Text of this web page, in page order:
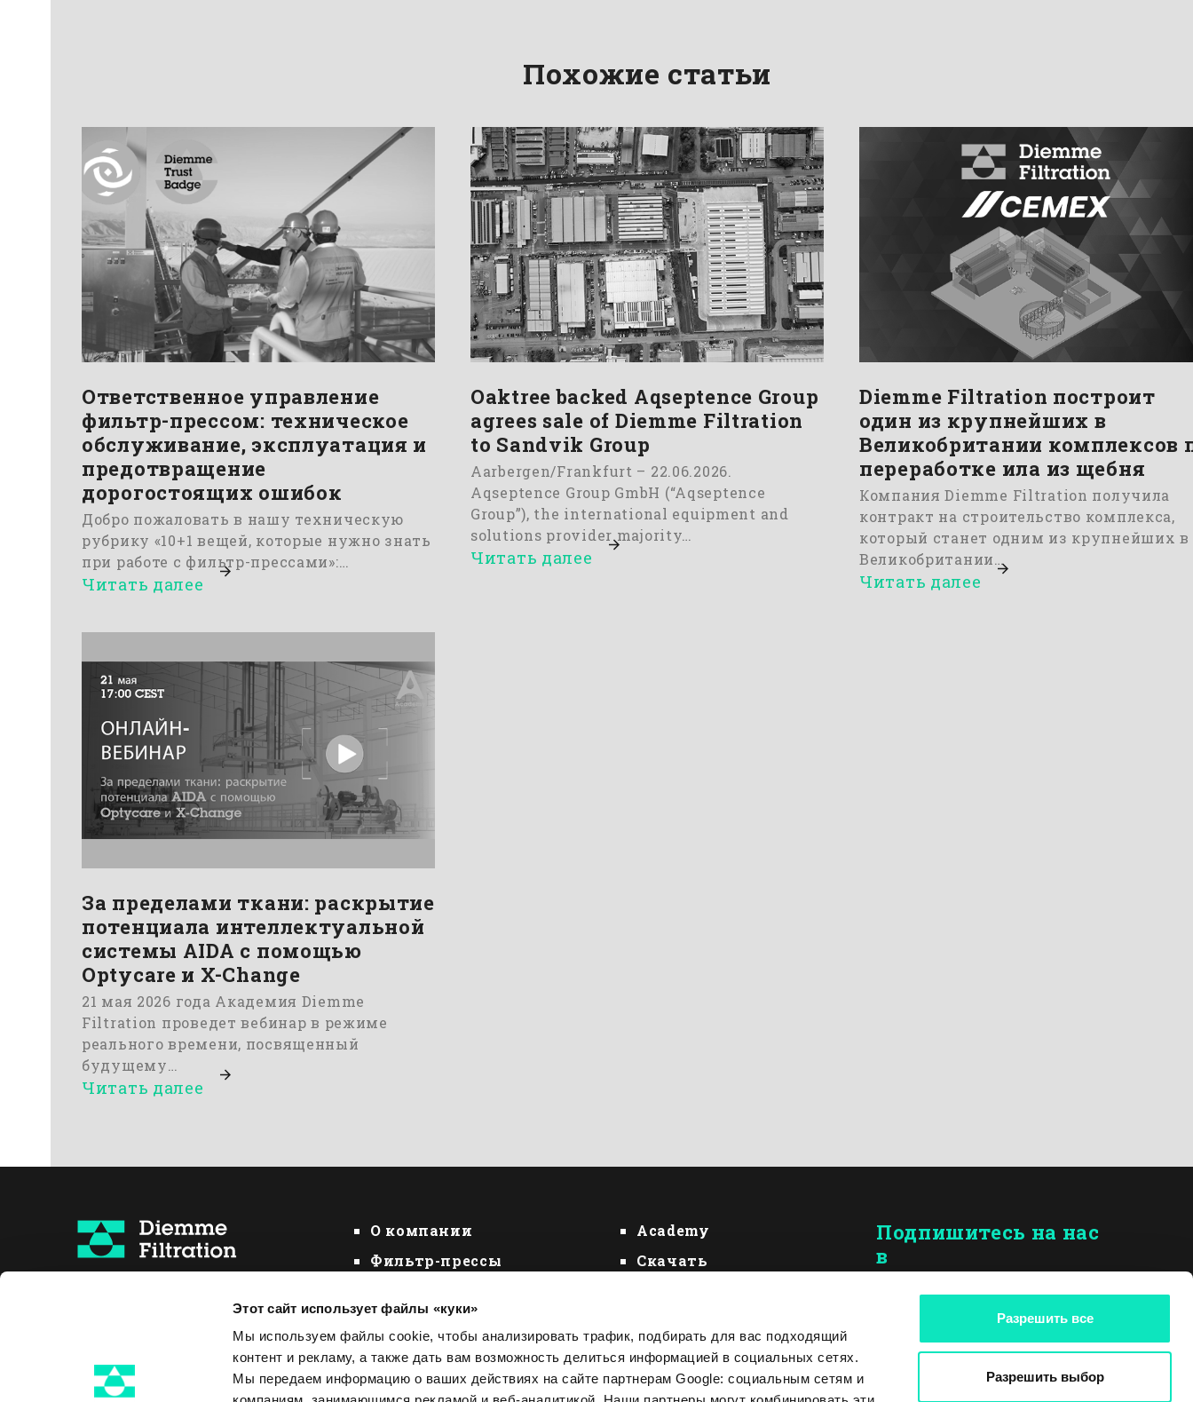
Этот сайт использует файлы «куки»
Мы используем файлы cookie, чтобы анализировать трафик, подбирать для вас подходящий
контент и рекламу, а также дать вам возможность делиться информацией в социальных сетях.
Мы передаем информацию о ваших действиях на сайте партнерам Google: социальным сетям и
Разрешить все
Разрешить выбор
Похожие статьи
Ответственное управление
фильтр-прессом: техническое
обслуживание, эксплуатация и
предотвращение
дорогостоящих ошибок
Добро пожаловать в нашу техническую
рубрику «10+1 вещей, которые нужно знать
при работе с фильтр-прессами»:…
Читать далее
Oaktree backed Aqseptence Group
agrees sale of Diemme Filtration
to Sandvik Group
Aarbergen/Frankfurt – 22.06.2026.
Aqseptence Group GmbH (“Aqseptence
Group”), the international equipment and
solutions provider majority…
Читать далее
Diemme Filtration построит
один из крупнейших в
Великобритании комплексов
переработке ила из щебня
Компания Diemme Filtration получила
контракт на строительство комплекса,
который станет одним из крупнейших в
Великобритании…
Читать далее
За пределами ткани: раскрытие
потенциала интеллектуальной
системы AIDA с помощью
Optycare и X-Change
21 мая 2026 года Академия Diemme
Filtration проведет вебинар в режиме
реального времени, посвященный
будущему…
Читать далее
48022 Луго, RА - Италия
+39 0545 20611
info@diemmefiltration.com
О компании
Фильтр-прессы
Насосы
Academy
Скачать
Подпишитесь на нас
в
LinkedIn
Instagram
Youtube